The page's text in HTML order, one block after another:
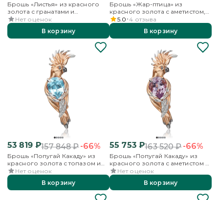
Брошь «Листья» из красного
золота с гранатами и
бесцветными топазами
Нет оценок
В корзину
Брошь «Жар-птица» из
красного золота с аметистом,
бесцветными топазами и
эмалью
5.0 4 отзыва
В корзину
53 819₽157 848₽-66%
Брошь «Попугай Какаду» из
красного золота с топазом и
бесцветными топазами
Нет оценок
В корзину
55 753₽163 520₽-66%
Брошь «Попугай Какаду» из
красного золота с аметистом и
бесцветными топазами
Нет оценок
В корзину